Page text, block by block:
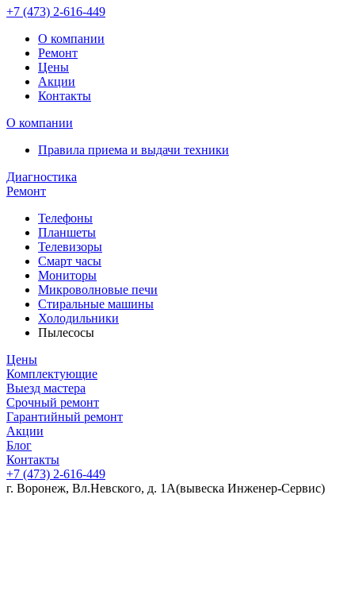
+7 (473) 2-616-449
О компании
Ремонт
Цены
Акции
Контакты
О компании
Правила приема и выдачи техники
Диагностика
Ремонт
Телефоны
Планшеты
Телевизоры
Смарт часы
Мониторы
Микроволновые печи
Стиральные машины
Холодильники
Пылесосы
Цены
Комплектующие
Выезд мастера
Срочный ремонт
Гарантийный ремонт
Акции
Блог
Контакты
+7 (473) 2-616-449
г. Воронеж, Вл.Невского, д. 1А(вывеска Инженер-Сервис)